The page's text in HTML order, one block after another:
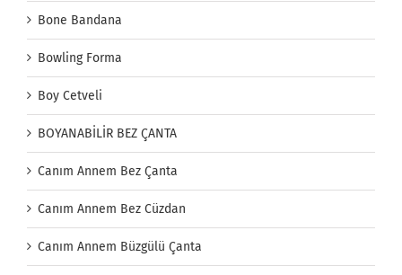
Bone Bandana
Bowling Forma
Boy Cetveli
BOYANABİLİR BEZ ÇANTA
Canım Annem Bez Çanta
Canım Annem Bez Cüzdan
Canım Annem Büzgülü Çanta